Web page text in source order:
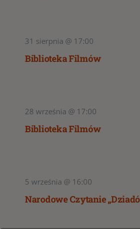
31 sierpnia @ 17:00
Biblioteka Filmów
28 września @ 17:00
Biblioteka Filmów
5 września @ 16:00
Narodowe Czytanie